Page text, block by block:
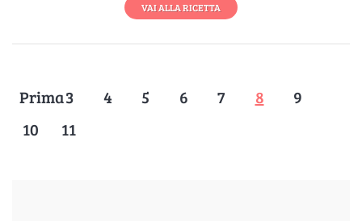
VAI ALLA RICETTA
Prima3 4 5 6 7 8
9
10
11